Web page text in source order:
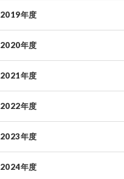
2019年度
2020年度
2021年度
2022年度
2023年度
2024年度